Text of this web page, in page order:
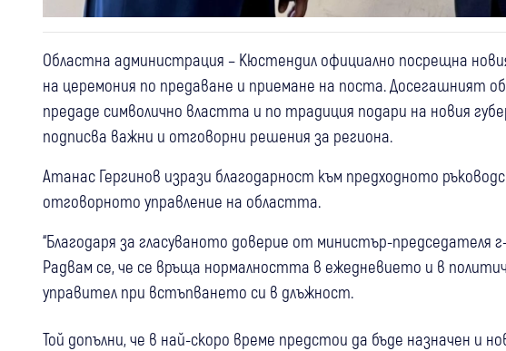
Областна администрация – Кюстендил официално посрещна
на церемония по предаване и приемане на поста. Досегашният
предаде символично властта и по традиция подари на новия
подписва важни и отговорни решения за региона.
Атанас Гергинов изрази благодарност към предходното
отговорното управление на областта.
“Благодаря за гласуваното доверие от министър-председателя
Радвам се, че се връща нормалността в ежедневието и в
управител при встъпването си в длъжност.
Той допълни, че в най-скоро време предстои да бъде назначен и